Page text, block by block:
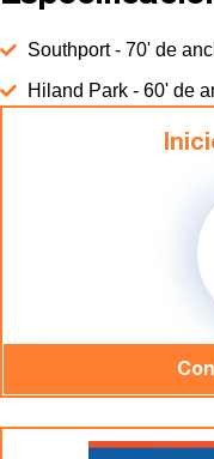
Southport - 70' de
Hiland Park - 60' de